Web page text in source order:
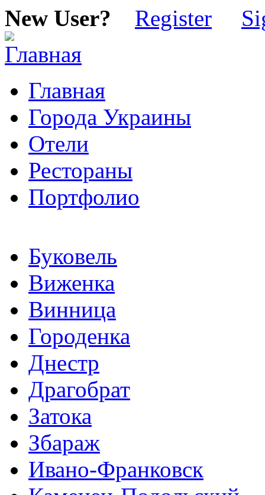
New User? Register
Главная
Города Украины
Отели
Рестораны
Портфолио
Буковель
Виженка
Винница
Городенка
Днестр
Драгобрат
Затока
Збараж
Ивано-Франковск